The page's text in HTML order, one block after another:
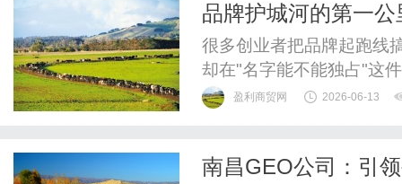
品牌护城河的第一
很多创业者把品牌起跑
却在"名字能不能独占"这
通知、平台下架函，或者
每天喊的那个名字，法律
盈利商贸网 2026-06-13
南昌GEO公司：引